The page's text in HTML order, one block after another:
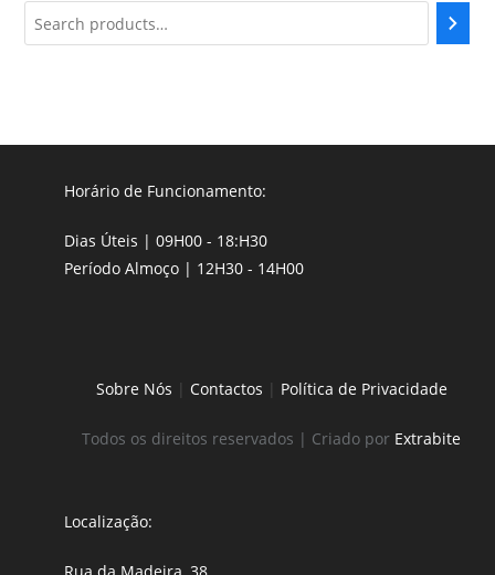
Horário de Funcionamento:
Dias Úteis | 09H00 - 18:H30
Período Almoço | 12H30 - 14H00
Sobre Nós | Contactos | Política de Privacidade
Todos os direitos reservados | Criado por Extrabite
Localização: